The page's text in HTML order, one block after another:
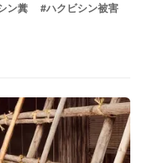
ン糞 #ハクビシン被害